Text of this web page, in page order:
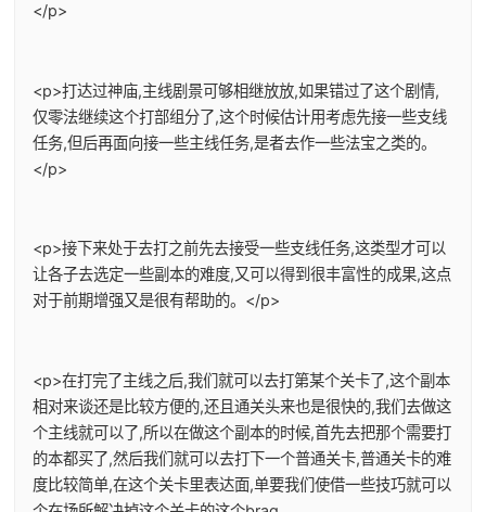
</p>
<p>打达过神庙,主线剧景可够相继放放,如果错过了这个剧情,
仅零法继续这个打部组分了,这个时候估计用考虑先接一些支线
任务,但后再面向接一些主线任务,是者去作一些法宝之类的。
</p>
<p>接下来处于去打之前先去接受一些支线任务,这类型才可以
让各子去选定一些副本的难度,又可以得到很丰富性的成果,这点
对于前期增强又是很有帮助的。</p>
<p>在打完了主线之后,我们就可以去打第某个关卡了,这个副本
相对来谈还是比较方便的,还且通关头来也是很快的,我们去做这
个主线就可以了,所以在做这个副本的时候,首先去把那个需要打
的本都买了,然后我们就可以去打下一个普通关卡,普通关卡的难
度比较简单,在这个关卡里表达面,单要我们使借一些技巧就可以